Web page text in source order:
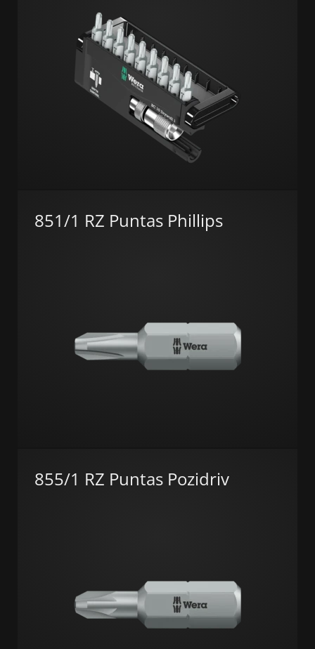
851/1 RZ Puntas Phillips
855/1 RZ Puntas Pozidriv